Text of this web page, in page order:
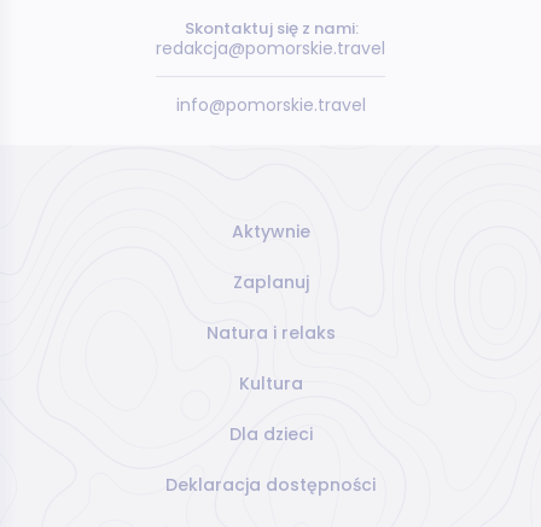
Skontaktuj się z nami:
redakcja@pomorskie.travel
info@pomorskie.travel
Aktywnie
Zaplanuj
Natura i relaks
Kultura
Dla dzieci
Deklaracja dostępności